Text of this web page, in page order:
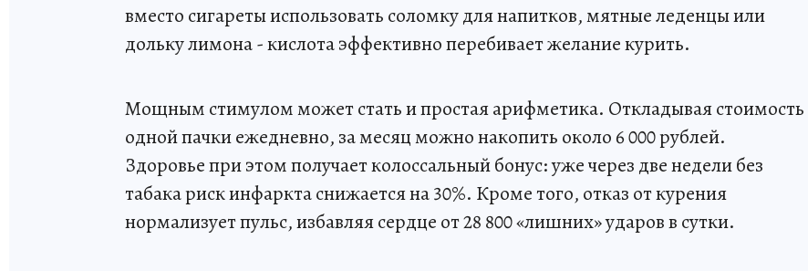
вместо сигареты использовать соломку для напитков, мятные леденцы или
дольку лимона - кислота эффективно перебивает желание курить.
Мощным стимулом может стать и простая арифметика. Откладывая стоимость
одной пачки ежедневно, за месяц можно накопить около 6 000 рублей.
Здоровье при этом получает колоссальный бонус: уже через две недели без
табака риск инфаркта снижается на 30%. Кроме того, отказ от курения
нормализует пульс, избавляя сердце от 28 800 «лишних» ударов в сутки.